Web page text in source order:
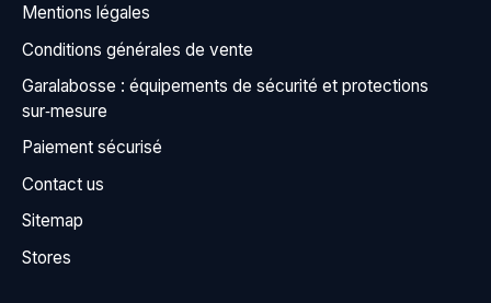
Mentions légales
Conditions générales de vente
Garalabosse : équipements de sécurité et protections
sur‑mesure
Paiement sécurisé
Contact us
Sitemap
Stores